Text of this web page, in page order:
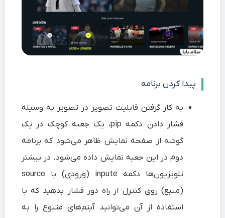
پیدا کردن برنامه
به کار گرفتن قابلیت تصویر در تصویر به وسیله
فشار دادن دکمه pip، یک جعبه کوچک در یک
گوشه از صفحه نمایش ظاهر می‌شود که برنامه
دوم در این جعبه نمایش داده می‌شود. در بیشتر
تلویزیون‌ها دکمه inpute (ورودی) یا source
(منبع) روی کنترل از راه دور فشار بدهید که با
استفاده از آن می‌توانید آیتم‌های متنوع را به